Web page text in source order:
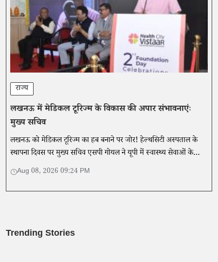
राज्य
लखनऊ में मेडिकल टूरिज्म के विकास की अपार संभावनाएंः
मुख्य सचिव
लखनऊ को मेडिकल टूरिज्म का हब बनाने पर जोर! हेल्थसिटी अस्पताल के
स्थापना दिवस पर मुख्य सचिव एसपी गोयल ने यूपी में स्वास्थ्य सेवाओं के
विस्तार और संभावनाओं पर की चर्चा।
Aug 08, 2026 09:24 PM
Trending Stories